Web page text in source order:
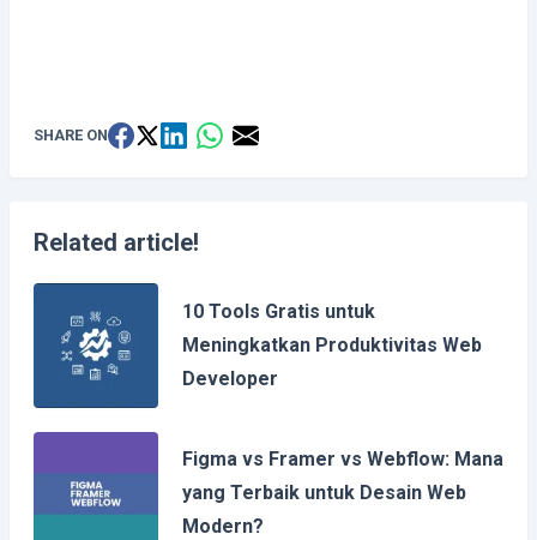
SHARE ON
Related article!
10 Tools Gratis untuk
Meningkatkan Produktivitas Web
Developer
Figma vs Framer vs Webflow: Mana
yang Terbaik untuk Desain Web
Modern?